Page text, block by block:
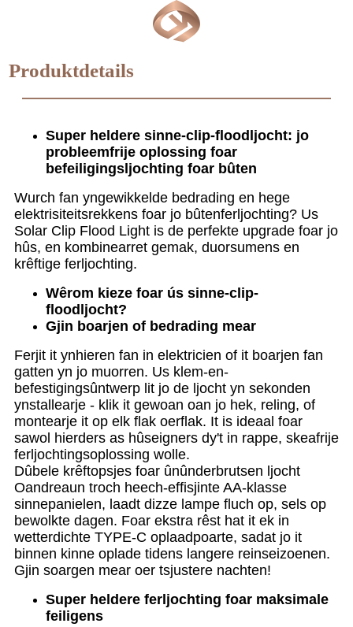
Produktdetails
Super heldere sinne-clip-floodljocht: jo
probleemfrije oplossing foar
befeiligingsljochting foar bûten
Wurch fan yngewikkelde bedrading en hege
elektrisiteitsrekkens foar jo bûtenferljochting? Us
Solar Clip Flood Light is de perfekte upgrade foar jo
hûs, en kombinearret gemak, duorsumens en
krêftige ferljochting.
Wêrom kieze foar ús sinne-clip-
floodljocht?
Gjin boarjen of bedrading mear
Ferjit it ynhieren fan in elektricien of it boarjen fan
gatten yn jo muorren. Us klem-en-
befestigingsûntwerp lit jo de ljocht yn sekonden
ynstallearje - klik it gewoan oan jo hek, reling, of
montearje it op elk flak oerflak. It is ideaal foar
sawol hierders as hûseigners dy't in rappe, skeafrije
ferljochtingsoplossing wolle.
Dûbele krêftopsjes foar ûnûnderbrutsen ljocht
Oandreaun troch heech-effisjinte AA-klasse
sinnepanielen, laadt dizze lampe fluch op, sels op
bewolkte dagen. Foar ekstra rêst hat it ek in
wetterdichte TYPE-C oplaadpoarte, sadat jo it
binnen kinne oplade tidens langere reinseizoenen.
Gjin soargen mear oer tsjustere nachten!
Super heldere ferljochting foar maksimale
feiligens